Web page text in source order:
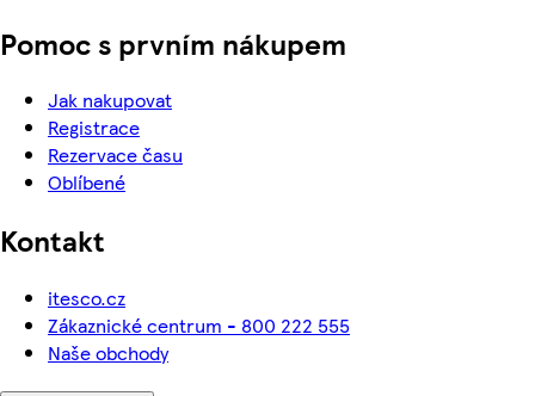
Pomoc s prvním nákupem
Jak nakupovat
Registrace
Rezervace času
Oblíbené
Kontakt
itesco.cz
Zákaznické centrum - 800 222 555
Naše obchody